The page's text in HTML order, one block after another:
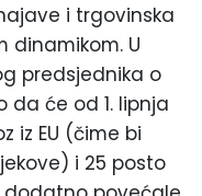
i trgovinska
dinamikom. U
predsjednika o
će od 1. lipnja
iz EU (čime bi
i 25 posto